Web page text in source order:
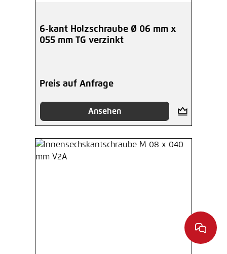
6-kant Holzschraube Ø 06 mm x
055 mm TG verzinkt
Preis auf Anfrage
Ansehen